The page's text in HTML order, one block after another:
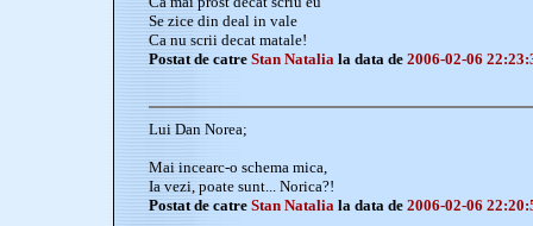
Se zice din deal in vale
Ca nu scrii decat matale!
Postat de catre Stan Natalia la data de 2006-02-06
Lui Dan Norea;
Mai incearc-o schema mica,
Ia vezi, poate sunt... Norica?!
Postat de catre Stan Natalia la data de 2006-02-06